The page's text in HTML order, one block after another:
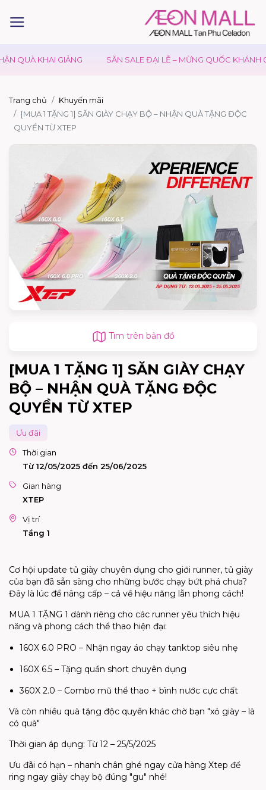
QUÀ KHAI GIẢNG SĂN SALE ĐẠI LỄ – MỪNG QUỐC KHÁNH
Trang chủ
Khuyến mãi
[MUA 1 TẶNG 1] SĂN GIÀY CHẠY BỘ – NHẬN QUÀ TẶNG ĐỘC
QUYỀN TỪ XTEP
Tìm trên bản đồ
[MUA 1 TẶNG 1] SĂN GIÀY CHẠY
BỘ – NHẬN QUÀ TẶNG ĐỘC
QUYỀN TỪ XTEP
Ưu đãi
Thời gian
Từ 12/05/2025 đến 25/06/2025
Gian hàng
XTEP
Vị trí
Tầng 1
Cơ hội update tủ giày chuyên dụng cho giới runner, tủ giày
của bạn đã sẵn sàng cho những bước chạy bứt phá chưa?
Đây là lúc để nâng cấp – cả về hiệu năng lẫn phong cách!
MUA 1 TẶNG 1 dành riêng cho các runner yêu thích hiệu
năng và phong cách thể thao hiện đại:
160X 6.0 PRO – Nhận ngay áo chạy tanktop siêu nhẹ
160X 6.5 – Tặng quần short chuyên dụng
360X 2.0 – Combo mũ thể thao + bình nước cực chất
Và còn nhiều quà tặng độc quyền khác chờ bạn "xỏ giày – là
có quà"
Thời gian áp dụng: Từ 12 – 25/5/2025
Ưu đãi có hạn – nhanh chân ghé ngay cửa hàng Xtep để
ring ngay giày chạy bộ đúng "gu" nhé!